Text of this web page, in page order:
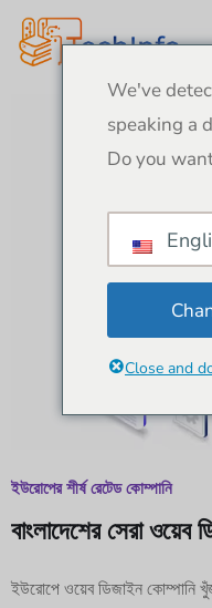
ইউরোপের শীর্ষ রেটেড কোম্পানি
বাংলাদেশের সেরা
ইউরোপে ওয়েব ডিজাইন কোম্পানি
We've
speaking a
Do you
Close and